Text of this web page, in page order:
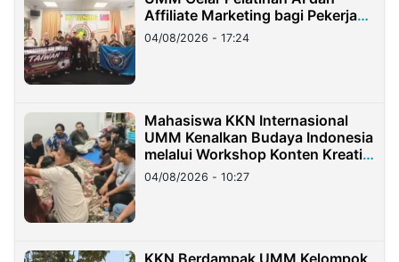
Affiliate Marketing bagi Pekerja
Migran Indonesia di Taiwan
04/08/2026 - 17:24
Mahasiswa KKN Internasional
UMM Kenalkan Budaya Indonesia
melalui Workshop Konten Kreatif
di Taiwan
04/08/2026 - 10:27